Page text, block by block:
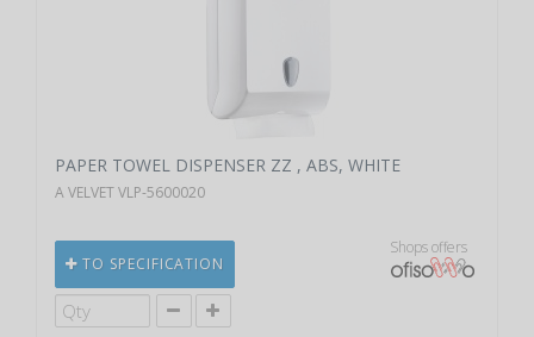
PAPER TOWEL DISPENSER ZZ , ABS, WHITE
A VELVET VLP-5600020
TO SPECIFICATION
Shops offers